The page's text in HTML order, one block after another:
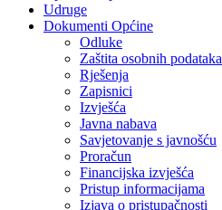
Udruge
Dokumenti Općine
Odluke
Zaštita osobnih podataka
Rješenja
Zapisnici
Izvješća
Javna nabava
Savjetovanje s javnošću
Proračun
Financijska izvješća
Pristup informacijama
Izjava o pristupačnosti